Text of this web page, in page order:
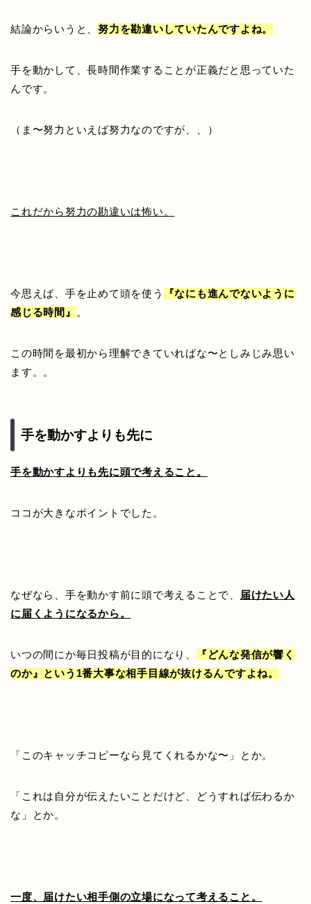
結論からいうと、努力を勘違いしていたんですよね。
手を動かして、長時間作業することが正義だと思っていた
んです。
（ま〜努力といえば努力なのですが、、）
これだから努力の勘違いは怖い。
今思えば、手を止めて頭を使う 『なにも進んでないように
感じる時間』
。
この時間を最初から理解できていればな〜としみじみ思い
ます。。
手を動かすよりも先に
手を動かすよりも先に頭で考えること。
ココが大きなポイントでした。
なぜなら、手を動かす前に頭で考えることで、
届けたい人
に届くようになるから。
いつの間にか毎日投稿が目的になり、
『どんな発信が響く
のか』という1番大事な相手目線が抜けるんですよね。
「このキャッチコピーなら見てくれるかな〜」とか。
「これは自分が伝えたいことだけど、どうすれば伝わるか
な」とか。
一度、届けたい相手側の立場になって考えること。